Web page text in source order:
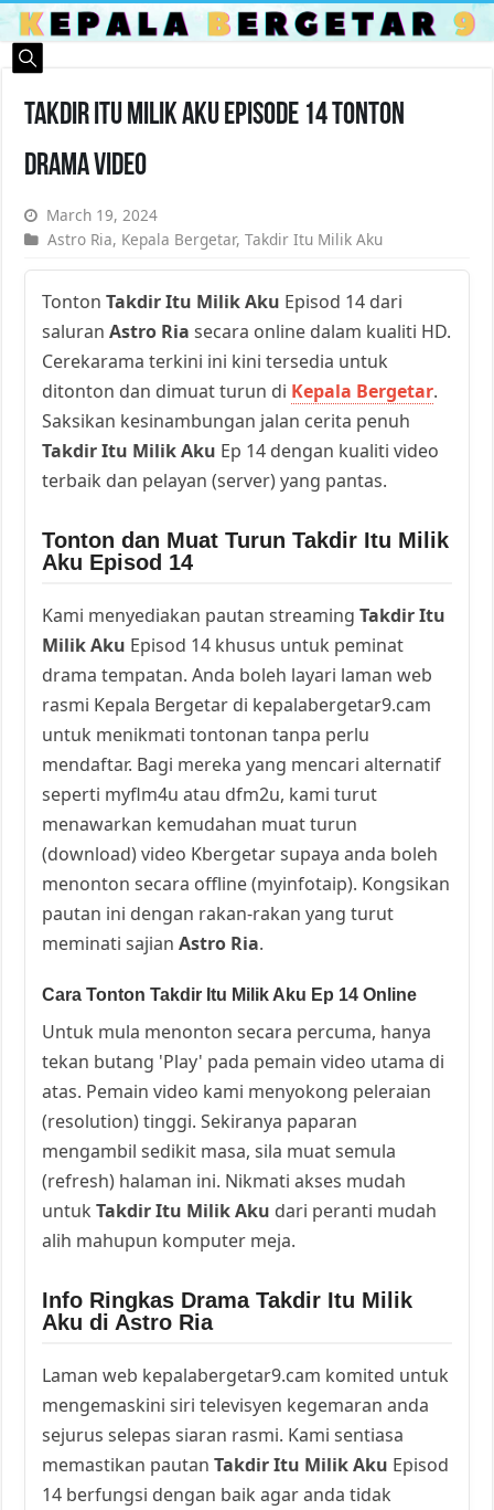
Takdir Itu Milik Aku Episode 14 Tonton
Drama Video
March 19, 2024
Astro Ria, Kepala Bergetar,Takdir Itu Milik Aku
TontonTakdir Itu Milik Aku Episod 14 dari
saluranAstro Ria secara online dalam kualiti HD.
Cerekarama terkini ini kini tersedia untuk
ditonton dan dimuat turun di Kepala Bergetar.
Saksikan kesinambungan jalan cerita penuh
Takdir Itu Milik Aku Ep 14 dengan kualiti video
terbaik dan pelayan (server) yang pantas.
Tonton dan Muat Turun Takdir Itu Milik
Aku Episod 14
Kami menyediakan pautan streamingTakdir Itu
Milik Aku Episod 14 khusus untuk peminat
drama tempatan. Anda boleh layari laman web
rasmi Kepala Bergetar di kepalabergetar9.cam
untuk menikmati tontonan tanpa perlu
mendaftar. Bagi mereka yang mencari alternatif
seperti myflm4u atau dfm2u, kami turut
menawarkan kemudahan muat turun
(download) video Kbergetar supaya anda boleh
menonton secara offline (myinfotaip). Kongsikan
pautan ini dengan rakan-rakan yang turut
meminati sajianAstro Ria.
Cara Tonton Takdir Itu Milik Aku Ep 14 Online
Untuk mula menonton secara percuma, hanya
tekan butang 'Play' pada pemain video utama di
atas. Pemain video kami menyokong peleraian
(resolution) tinggi. Sekiranya paparan
mengambil sedikit masa, sila muat semula
(refresh) halaman ini. Nikmati akses mudah
untukTakdir Itu Milik Aku dari peranti mudah
alih mahupun komputer meja.
Info Ringkas Drama Takdir Itu Milik
Aku di Astro Ria
Laman web kepalabergetar9.cam komited untuk
mengemaskini siri televisyen kegemaran anda
sejurus selepas siaran rasmi. Kami sentiasa
memastikan pautanTakdir Itu Milik Aku Episod
14 berfungsi dengan baik agar anda tidak